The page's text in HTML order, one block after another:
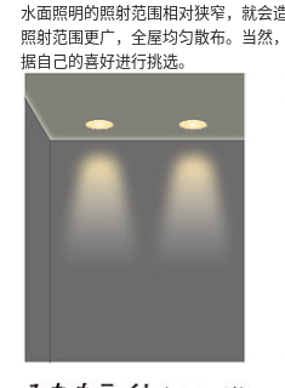
水面照明的照射范围相对狭窄，就会
照射范围更广，全屋均匀散布。当然
据自己的喜好进行挑选。